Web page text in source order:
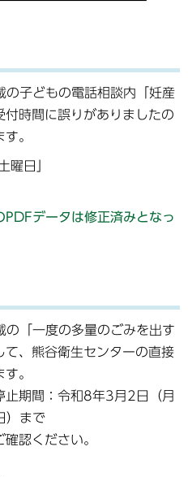
の子どもの電話相談内「妊産
時間に誤りがありましたの
。
曜日」
データは修正済みとなっ
の「一度の多量のごみを出す
て、熊谷衛生センターの直接
。
止期間：令和8年3月2日（月
）まで
認ください。